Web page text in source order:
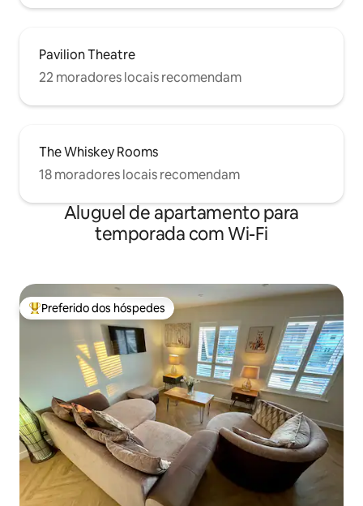
Pavilion Theatre
22 moradores locais recomendam
The Whiskey Rooms
18 moradores locais recomendam
Aluguel de apartamento para
temporada com Wi-Fi
Entre os melhores preferidos dos hóspedes
Preferido dos hóspedes